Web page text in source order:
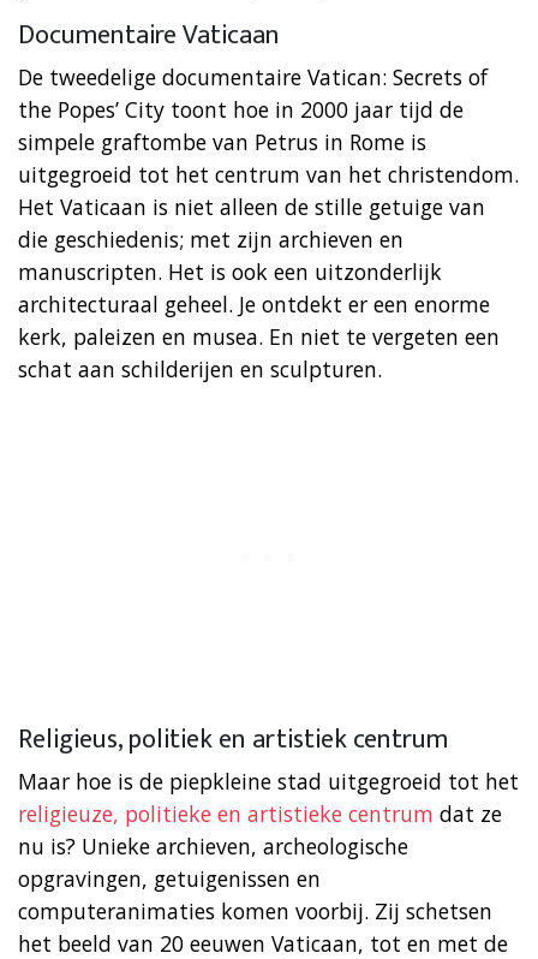
Documentaire Vaticaan
De tweedelige documentaire Vatican: Secrets of
the Popes’ City toont hoe in 2000 jaar tijd de
simpele graftombe van Petrus in Rome is
uitgegroeid tot het centrum van het christendom.
Het Vaticaan is niet alleen de stille getuige van
die geschiedenis; met zijn archieven en
manuscripten. Het is ook een uitzonderlijk
architecturaal geheel. Je ontdekt er een enorme
kerk, paleizen en musea. En niet te vergeten een
schat aan schilderijen en sculpturen.
Religieus, politiek en artistiek centrum
Maar hoe is de piepkleine stad uitgegroeid tot het
religieuze, politieke en artistieke centrum dat ze
nu is? Unieke archieven, archeologische
opgravingen, getuigenissen en
computeranimaties komen voorbij. Zij schetsen
het beeld van 20 eeuwen Vaticaan, tot en met de